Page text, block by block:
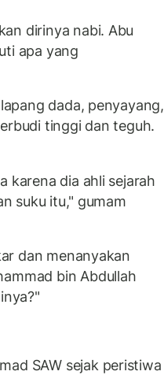
dirinya nabi. Abu
apa yang
dada, penyayang,
tinggi dan teguh.
karena dia ahli sejarah
suku itu," gumam
dan menanyakan
bin Abdullah
SAW sejak peristiwa